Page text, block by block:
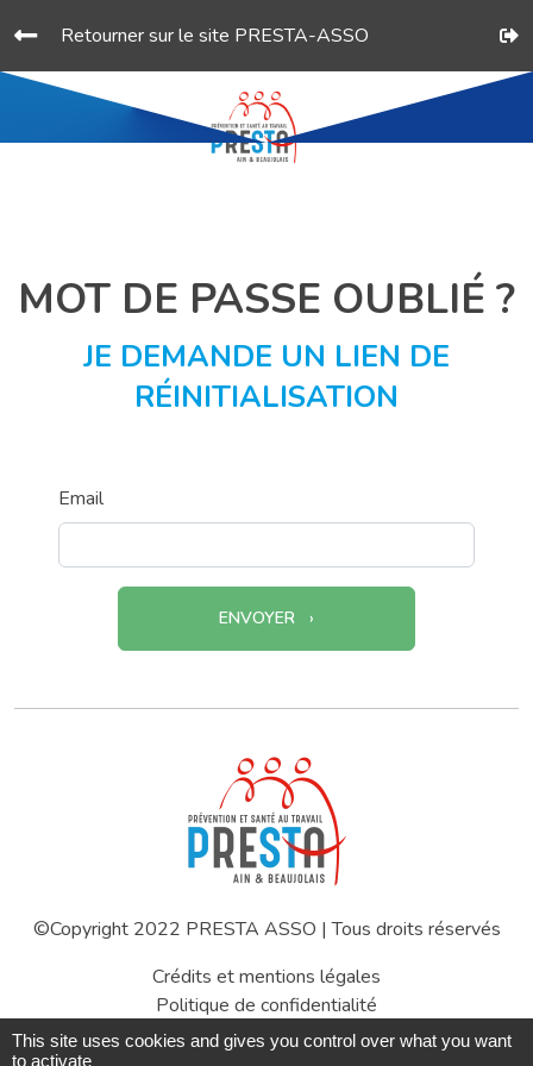
Retourner sur le site PRESTA-ASSO
MOT DE PASSE OUBLIÉ ?
JE DEMANDE UN LIEN DE
RÉINITIALISATION
Email
ENVOYER
©Copyright 2022 PRESTA ASSO | Tous droits réservés
Crédits et mentions légales
Politique de confidentialité
Gestion des cookies
This site uses cookies and gives you control over what you want
to activate